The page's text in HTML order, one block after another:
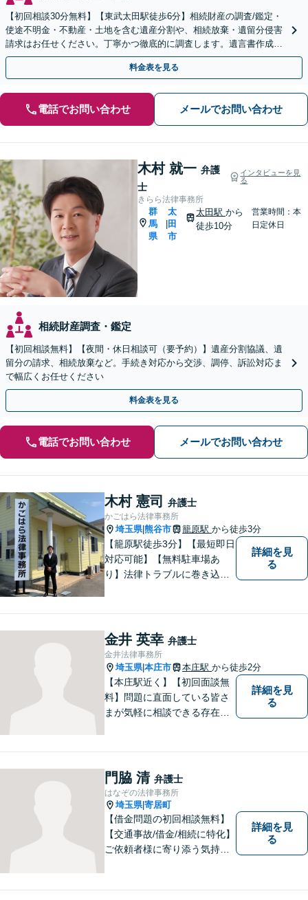
【初回相談30分無料】【東武太田駅徒歩6分】相続財産の調査/鑑定・
使途不明金・不動産・土地を含む遺産分割や、相続放棄・遺留分侵害
請求はお任せください。丁寧かつ徹底的に調査します。遺言書作成・
成年後見など就活サポートも行っています。
料金表を見る
電話でお問い合わせ メールでお問い合わせ
木村 就一 弁護
士
インタビューを見
る
きらら法律事務所
群
馬
県
太
田
市
太田駅 から
徒歩10分
営業時間：本
日定休日
相続財産調査・鑑定
【初回相談無料】【夜間・休日相談可（要予約）】遺産分割協議、遺
留分の請求、相続放棄など。手続き対応から交渉、調停、訴訟対応ま
で幅広くお任せください
料金表を見る
電話でお問い合わせ メールでお問い合わせ
木村 憲司 弁護士
かごはら法律事務所
埼玉県|熊谷市 籠原駅 から徒歩3分
【籠原駅徒歩3分】【最短即日
対応可能】【無料駐車場あ
り】法律トラブルに巻き込ま
解決の鍵です。お困りごとが
ございましたら、お気軽にご
相談ください。
詳細を見
る
金井 英幸 弁護士
金井法律事務所
埼玉県|本庄市 本庄駅 から徒歩2分
【本庄駅近く】【初回面談無
料】問題に直面している皆さ
まが気軽に相談できる存在に
／休日対応可能】公平・公正
な立場から、事件の見通しを
正確に伝えます。お気軽にご
相談ください。
詳細を見
る
門脇 清 弁護士
はなぞの法律事務所
埼玉県|寄居町
【借金問題の初回相談無料】
【交通事故/借金/相続に特化】
ご依頼者様に寄り添う気持ち
など一般民事から刑事事件、
詳細を見
る